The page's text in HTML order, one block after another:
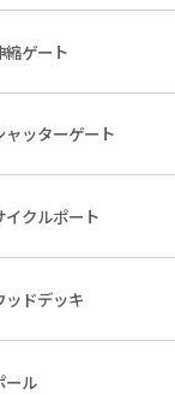
縮ゲート
ャッターゲート
イクルポート
ッドデッキ
ール